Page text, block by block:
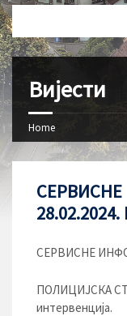
Вијести
Home
СЕРВИСНЕ
ПОЛИЦИЈСКА
интервенција.